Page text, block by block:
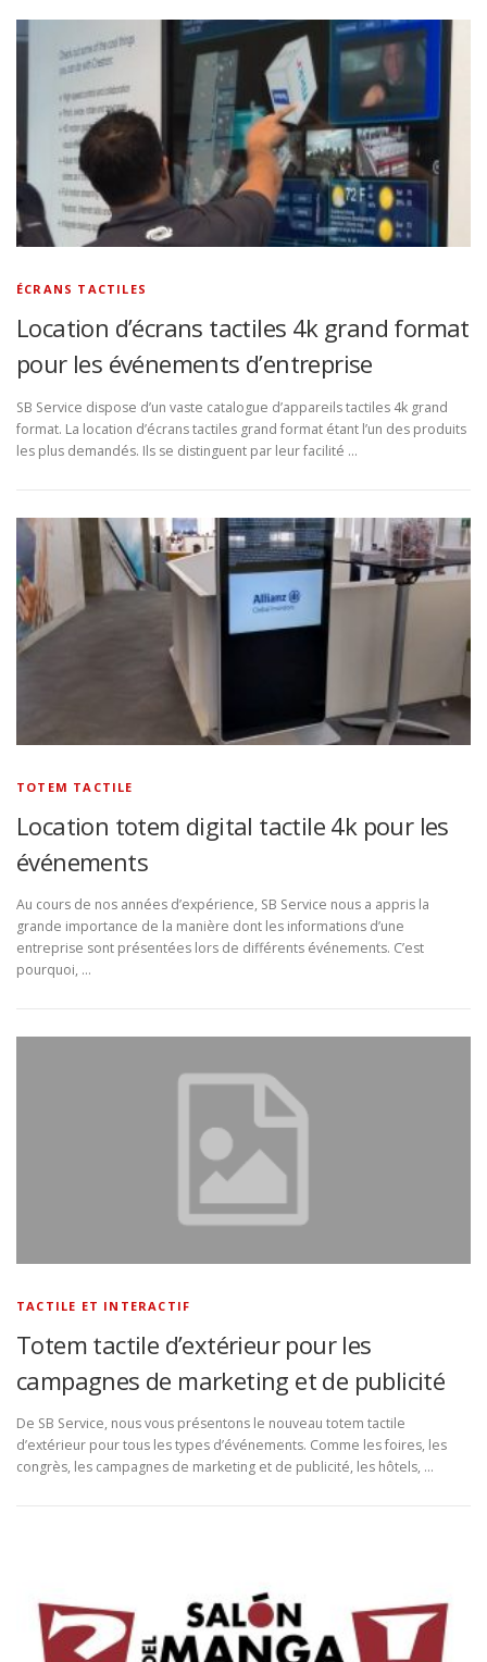
ÉCRANS TACTILES
Location d’écrans tactiles 4k grand format
pour les événements d’entreprise
SB Service dispose d’un vaste catalogue d’appareils tactiles 4k grand
format. La location d’écrans tactiles grand format étant l’un des produits
les plus demandés. Ils se distinguent par leur facilité …
TOTEM TACTILE
Location totem digital tactile 4k pour les
événements
Au cours de nos années d’expérience, SB Service nous a appris la
grande importance de la manière dont les informations d’une
entreprise sont présentées lors de différents événements. C’est
pourquoi, …
TACTILE ET INTERACTIF
Totem tactile d’extérieur pour les
campagnes de marketing et de publicité
De SB Service, nous vous présentons le nouveau totem tactile
d’extérieur pour tous les types d’événements. Comme les foires, les
congrès, les campagnes de marketing et de publicité, les hôtels, …